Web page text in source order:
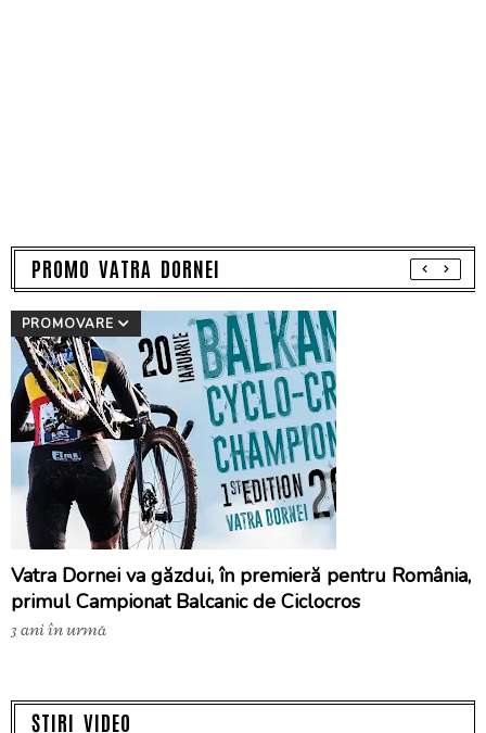
PROMO VATRA DORNEI
PROMOVARE
Vatra Dornei va găzdui, în premieră pentru România,
primul Campionat Balcanic de Ciclocros
3 ani în urmă
ȘTIRI VIDEO